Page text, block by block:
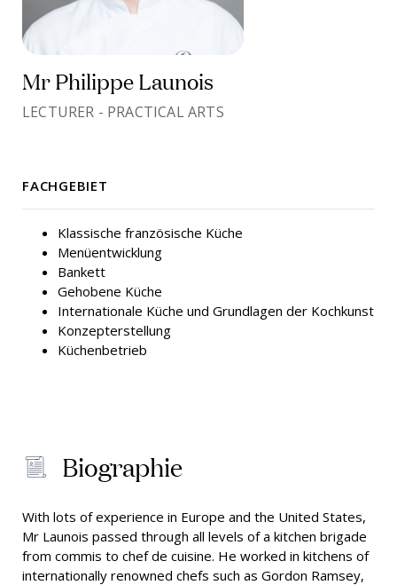
Mr Philippe Launois
LECTURER - PRACTICAL ARTS
FACHGEBIET
Klassische französische Küche
Menüentwicklung
Bankett
Gehobene Küche
Internationale Küche und Grundlagen der Kochkunst
Konzepterstellung
Küchenbetrieb
Biographie
With lots of experience in Europe and the United States,
Mr Launois passed through all levels of a kitchen brigade
from commis to chef de cuisine. He worked in kitchens of
internationally renowned chefs such as Gordon Ramsey,